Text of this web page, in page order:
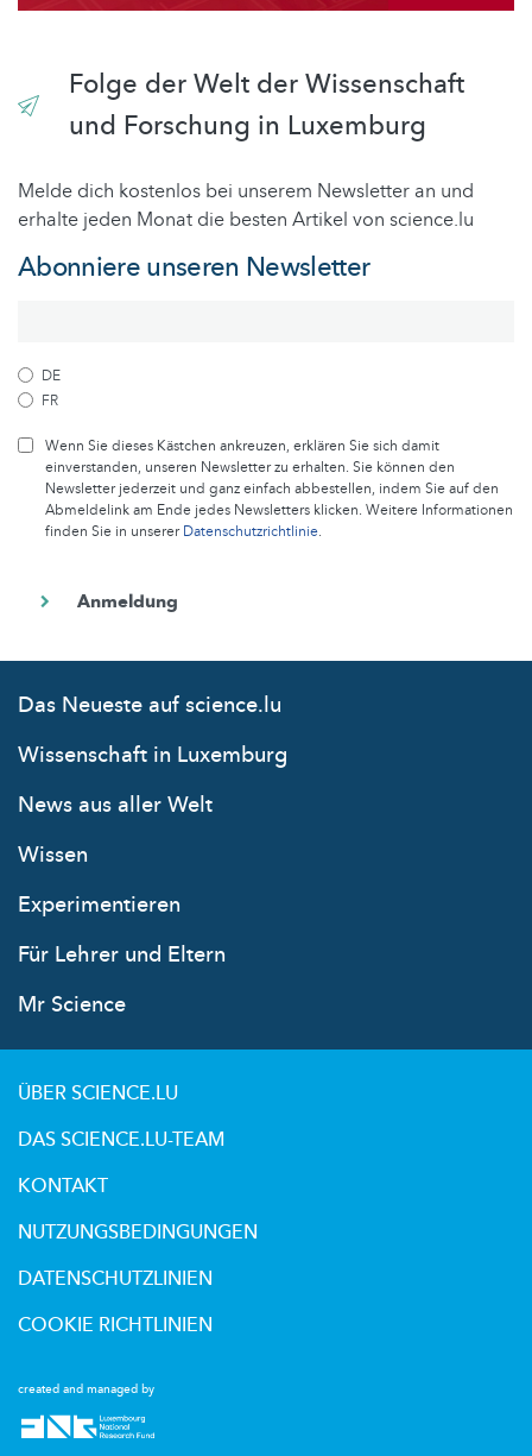
Folge der Welt der Wissenschaft
und Forschung in Luxemburg
Melde dich kostenlos bei unserem Newsletter an und
erhalte jeden Monat die besten Artikel von science.lu
Abonniere unseren Newsletter
DE
FR
Wenn Sie dieses Kästchen ankreuzen, erklären Sie sich damit
einverstanden, unseren Newsletter zu erhalten. Sie können den
Newsletter jederzeit und ganz einfach abbestellen, indem Sie auf den
Abmeldelink am Ende jedes Newsletters klicken. Weitere Informationen
finden Sie in unsererDatenschutzrichtlinie.
Das Neueste auf science.lu
Wissenschaft in Luxemburg
News aus aller Welt
Wissen
Experimentieren
Für Lehrer und Eltern
Mr Science
created and managed by
ÜBER SCIENCE.LU
DAS SCIENCE.LU-TEAM
KONTAKT
NUTZUNGSBEDINGUNGEN
DATENSCHUTZLINIEN
COOKIE RICHTLINIEN